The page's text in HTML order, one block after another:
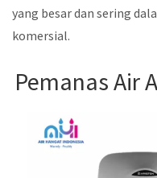
yang besar dan sering
komersial.
Pemanas Air